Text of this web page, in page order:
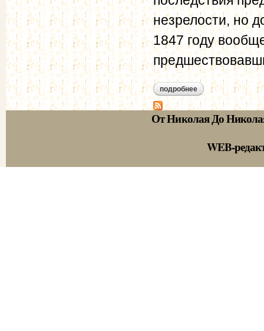
незрелости, но
1847 году
подробнее о нравственно-
От Николая До
WEB-